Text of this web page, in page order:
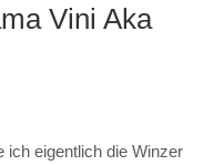
Vini Aka
ich eigentlich die Winzer